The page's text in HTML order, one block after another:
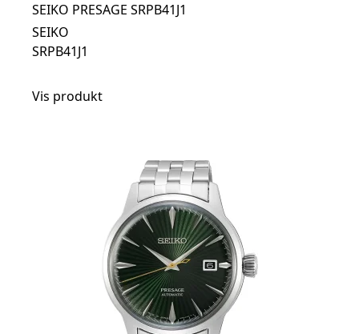
SEIKO PRESAGE SRPB41J1
SEIKO
SRPB41J1
Vis produkt